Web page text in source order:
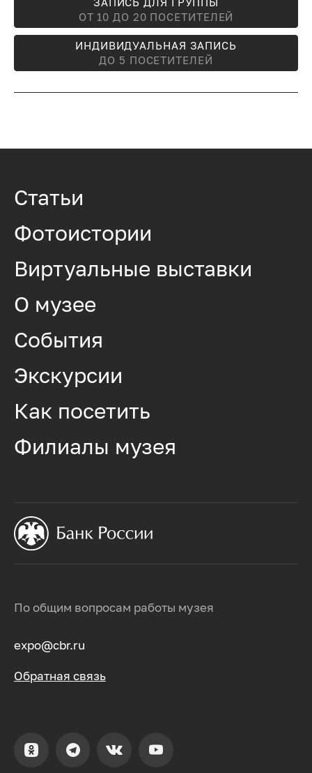
ЗАПИСЬ ДЛЯ ГРУППЫ
ОТ 10 ДО 20 ПОСЕТИТЕЛЕЙ
ИНДИВИДУАЛЬНАЯ ЗАПИСЬ
ДО 5 ПОСЕТИТЕЛЕЙ
По общим вопросам работы музея
expo@cbr.ru
Обратная связь
Статьи
Фотоистории
Виртуальные выставки
О музее
События
Экскурсии
Как посетить
Филиалы музея